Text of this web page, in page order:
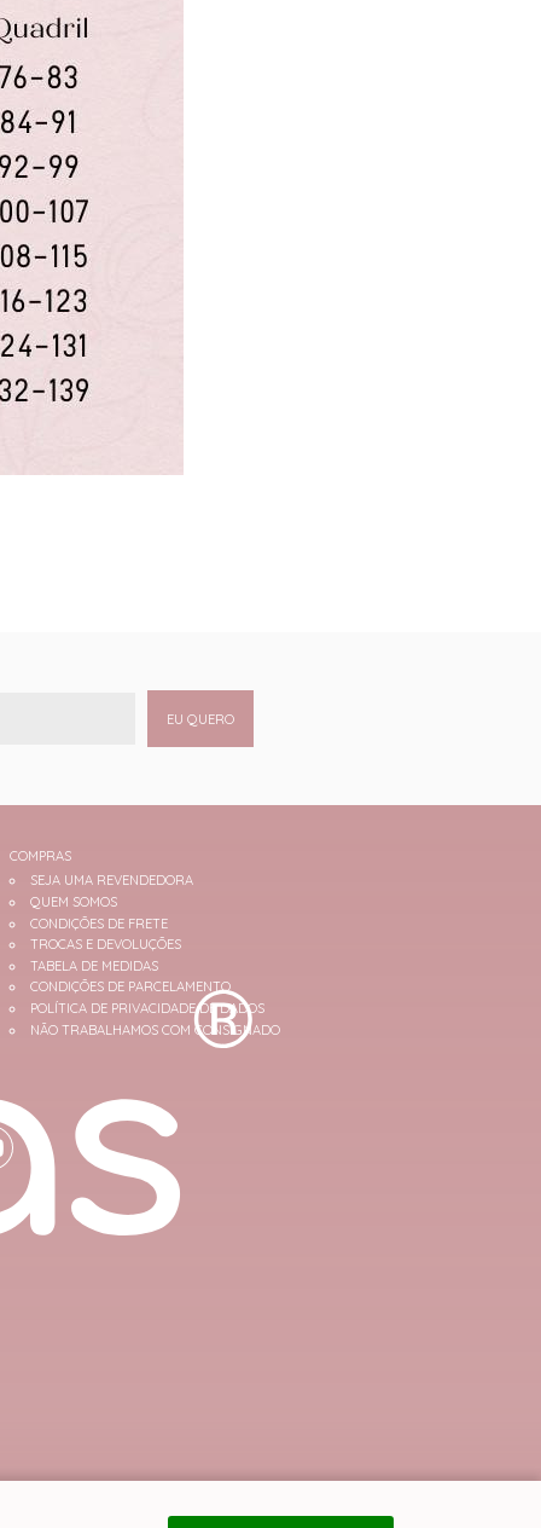
EU QUERO
COMPRAS
SEJA UMA REVENDEDORA
QUEM SOMOS
CONDIÇÕES DE FRETE
TROCAS E DEVOLUÇÕES
TABELA DE MEDIDAS
CONDIÇÕES DE PARCELAMENTO
POLÍTICA DE PRIVACIDADE DE DADOS
NÃO TRABALHAMOS COM CONSIGNADO